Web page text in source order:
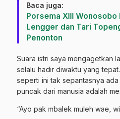
Baca juga:
Porsema XIII
Lengger dan Tari
Penonton
Suara istri saya mengagetkan
selalu hadir diwaktu yang
seperti ini tak sepantasnya
puncak dari manusia adalah
“Ayo pak mbalek muleh wae,